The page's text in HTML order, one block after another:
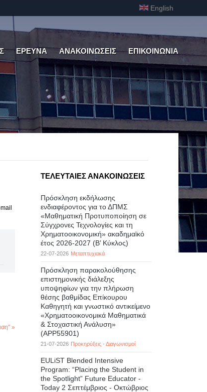
English
ΕΡΕΥΝΑ ΑΝΑΚΟΙΝΩΣΕΙΣ ΕΠΙΚΟΙΝΩΝΙΑ
»
ΤΕΛΕΥΤΑΙΕΣ ΑΝΑΚΟΙΝΩΣΕΙΣ
Πρόσκληση εκδήλωσης
ενδιαφέροντος για το ΔΠΜΣ
«Μαθηματική Προτυποποίηση σε
Σύγχρονες Τεχνολογίες και τη
Χρηματοοικονομική» ακαδημαϊκό
έτος 2026-2027 (B’ Kύκλος)
22-07-2026 Μεταπτυχιακά
Πρόσκληση παρακολούθησης
επιστημονικής διάλεξης
υποψηφίων για την πλήρωση
θέσης βαθμίδας Επίκουρου
Καθηγητή και γνωστικό αντικείμενο
«Χρηματοοικονομικά Μαθηματικά
& Στοχαστική Ανάλυση»
(APP55901)
21-07-2026 Προκηρύξεις - Διαγωνισμοί
EULiST Blended Intensive
Program: “Placing the Student in
the Spotlight” Future Educator -
Today 2 Σεπτέμβριος - Οκτώβριος